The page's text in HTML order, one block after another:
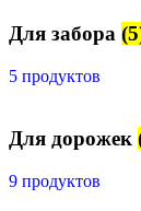
Для забора
5 продуктов
Для дорожек
9 продуктов